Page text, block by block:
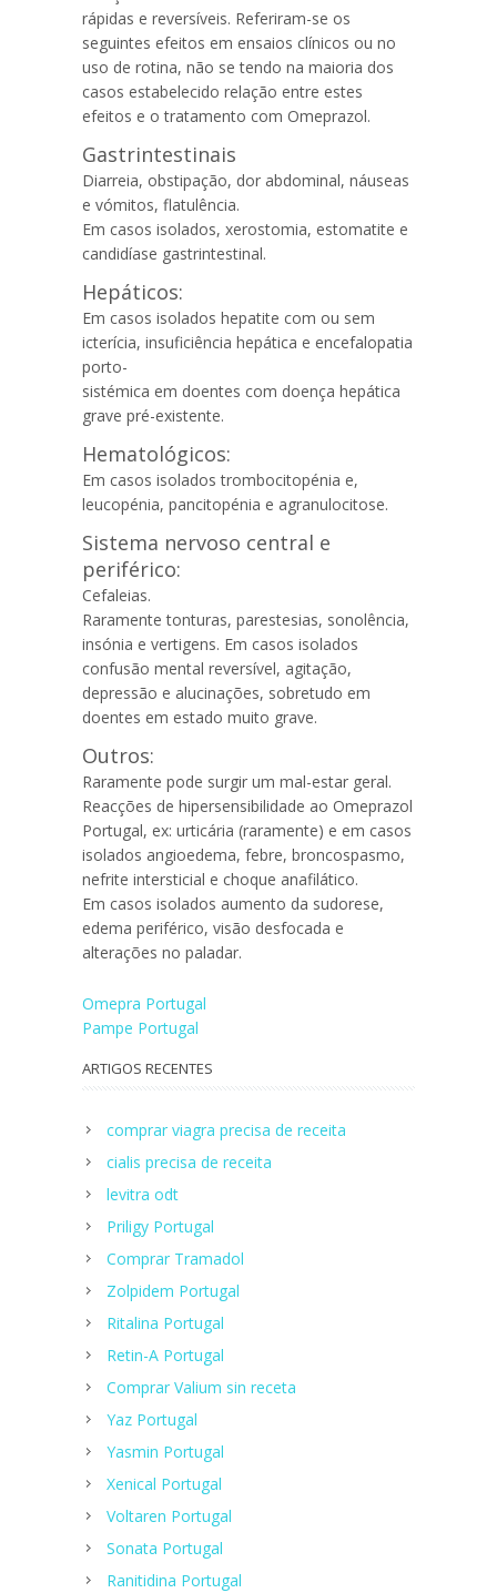
rápidas e reversíveis. Referiram-se os
seguintes efeitos em ensaios clínicos ou no
uso de rotina, não se tendo na maioria dos
casos estabelecido relação entre estes
efeitos e o tratamento com Omeprazol.
Gastrintestinais
Diarreia, obstipação, dor abdominal, náuseas
e vómitos, flatulência.
Em casos isolados, xerostomia, estomatite e
candidíase gastrintestinal.
Hepáticos:
Em casos isolados hepatite com ou sem
icterícia, insuficiência hepática e encefalopatia
porto-
sistémica em doentes com doença hepática
grave pré-existente.
Hematológicos:
Em casos isolados trombocitopénia e,
leucopénia, pancitopénia e agranulocitose.
Sistema nervoso central e
periférico:
Cefaleias.
Raramente tonturas, parestesias, sonolência,
insónia e vertigens. Em casos isolados
confusão mental reversível, agitação,
depressão e alucinações, sobretudo em
doentes em estado muito grave.
Outros:
Raramente pode surgir um mal-estar geral.
Reacções de hipersensibilidade ao Omeprazol
Portugal, ex: urticária (raramente) e em casos
isolados angioedema, febre, broncospasmo,
nefrite intersticial e choque anafilático.
Em casos isolados aumento da sudorese,
edema periférico, visão desfocada e
alterações no paladar.
Navegação
de
artigos
Omepra Portugal
Pampe Portugal
ARTIGOS RECENTES
comprar viagra precisa de receita
cialis precisa de receita
levitra odt
Priligy Portugal
Сomprar Tramadol
Zolpidem Portugal
Ritalina Portugal
Retin-A Portugal
Comprar Valium sin receta
Yaz Portugal
Yasmin Portugal
Xenical Portugal
Voltaren Portugal
Sonata Portugal
Ranitidina Portugal